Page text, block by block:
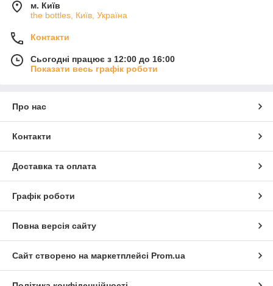
м. Київ
the bottles, Київ, Україна
Контакти
Сьогодні працює з 12:00 до 16:00
Показати весь графік роботи
Про нас
Контакти
Доставка та оплата
Графік роботи
Повна версія сайту
Сайт створено на маркетплейсі Prom.ua